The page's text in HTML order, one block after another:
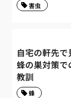
害虫
自宅の軒先で
蜂の巣対策で
教訓
蜂